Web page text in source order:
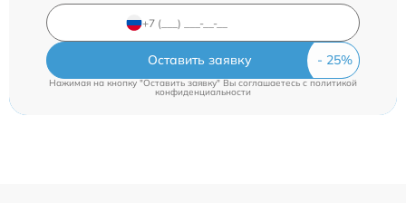
Оставить заявку
Нажимая на кнопку "Оставить заявку" Вы соглашаетесь cполитикой
конфиденциальности